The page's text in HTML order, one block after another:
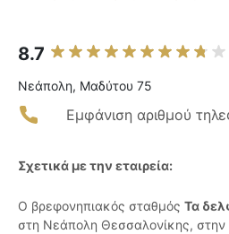
8.7
Νεάπολη, Μαδύτου 75
Εμφάνιση αριθμού
Σχετικά με την εταιρεία:
Ο βρεφονηπιακός σταθμός Τα
στη Νεάπολη Θεσσαλονίκης,